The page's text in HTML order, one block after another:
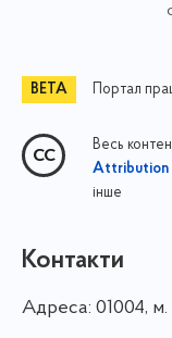
Портал
Весь
Attribution
інше
Контакти
Адреса: 01004,